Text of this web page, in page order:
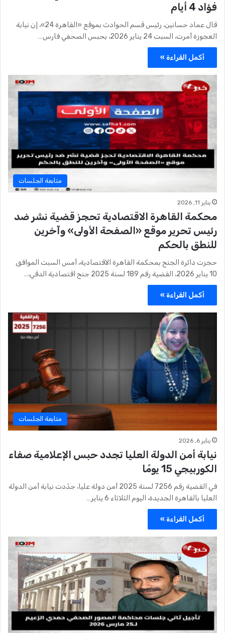
فؤاد 4 أيام
قال عماد حسانين، رئيس قسم الحوادث بموقع «القاهرة 24»، إن نيابة
العجوزة أمرت، السبت 24 يناير 2026، بحبس الصحفي فارس…
أكمل القراءة »
متابعة الجلسات
يناير 11, 2026
محكمة القاهرة الاقتصادية تحجز قضية نشر ضد
رئيس تحرير موقع «الصفحة الأولى» وآخرين
للنطق بالحكم
حجزت دائرة الجنح بمحكمة القاهرة الاقتصادية، أمس السبت الموافق
10 يناير 2026، القضية رقم 189 لسنة 2025 جنح اقتصادية الدقي،…
أكمل القراءة »
متابعة الجلسات
يناير 6, 2026
نيابة أمن الدولة العليا تجدد حبس الإعلامية صفاء
الكوربيجي 15 يومًا
في القضية رقم 7256 لسنة 2025 أمن دولة عليا، جدّدت نيابة أمن الدولة
العليا بالقاهرة الجديدة، اليوم الثلاثاء 6 يناير…
أكمل القراءة »